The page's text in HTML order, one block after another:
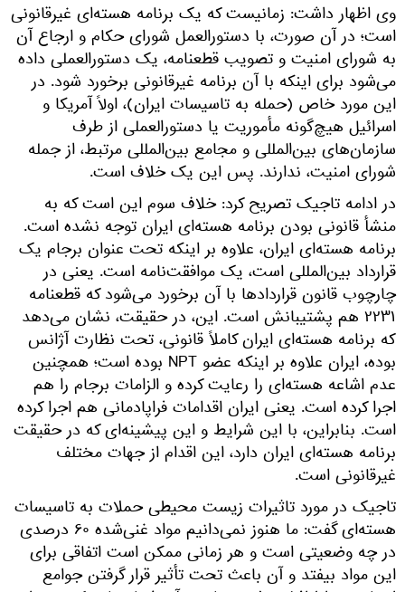
وی اظهار داشت: زمانیست که یک برنامه هسته‌ای غیرقانونی
است؛ در آن صورت، با دستورالعمل شورای حکام و ارجاع آن
به شورای امنیت و تصویب قطعنامه، یک دستورالعملی داده
می‌شود برای اینکه با آن برنامه غیرقانونی برخورد شود. در
این مورد خاص (حمله به تاسیسات ایران)، اولاً آمریکا و
اسرائیل هیچ‌گونه مأموریت یا دستورالعملی از طرف
سازمان‌های بین‌المللی و مجامع بین‌المللی مرتبط، از جمله
شورای امنیت، ندارند. پس این یک خلاف است.
در ادامه تاجیک تصریح کرد: خلاف سوم این است که به
منشأ قانونی بودن برنامه هسته‌ای ایران توجه نشده است.
برنامه هسته‌ای ایران، علاوه بر اینکه تحت عنوان برجام یک
قرارداد بین‌المللی است، یک موافقت‌نامه است. یعنی در
چارچوب قانون قراردادها با آن برخورد می‌شود که قطعنامه
۲۲۳۱ هم پشتیبانش است. این، در حقیقت، نشان می‌دهد
که برنامه هسته‌ای ایران کاملاً قانونی، تحت نظارت آژانس
بوده، ایران علاوه بر اینکه عضو NPT بوده است؛ همچنین
عدم اشاعه هسته‌ای را رعایت کرده و الزامات برجام را هم
اجرا کرده است. یعنی ایران اقدامات فراپادمانی هم اجرا کرده
است. بنابراین، با این شرایط و این پیشینه‌ای که در حقیقت
برنامه هسته‌ای ایران دارد، این اقدام از جهات مختلف
غیرقانونی است.
تاجیک در مورد تاثیرات زیست محیطی حملات به تاسیسات
هسته‌ای گفت: ما هنوز نمی‌دانیم مواد غنی‌شده ۶۰ درصدی
در چه وضعیتی است و هر زمانی ممکن است اتفاقی برای
این مواد بیفتد و آن باعث تحت تأثیر قرار گرفتن جوامع